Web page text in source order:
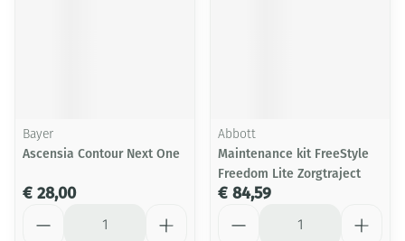
Bayer
Ascensia Contour Next One
€ 28,00
Abbott
Maintenance kit FreeStyle
Freedom Lite Zorgtraject
€ 84,59